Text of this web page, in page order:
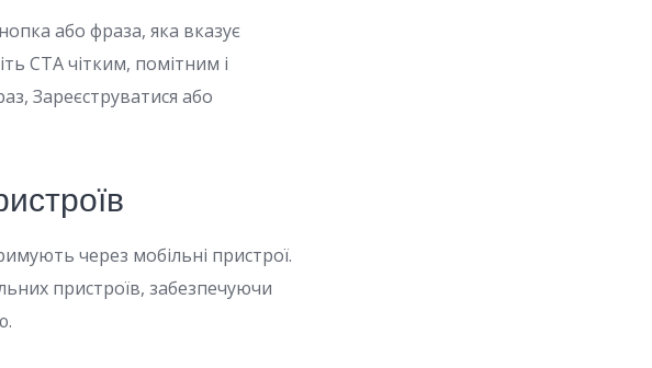
або фраза, яка вказує
CTA чітким, помітним і
Зареєструватися або
через мобільні пристрої.
пристроїв, забезпечуючи